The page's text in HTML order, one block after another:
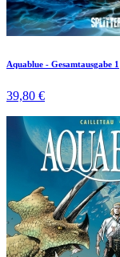
Aquablue - Gesamtausgabe 1
39,80 €